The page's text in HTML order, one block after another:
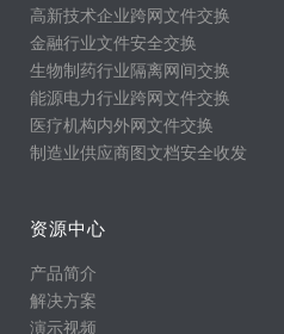
高新技术企业跨网文件交换
金融行业文件安全交换
生物制药行业隔离网间交换
能源电力行业跨网文件交换
医疗机构内外网文件交换
制造业供应商图文档安全收发
资源中心
产品简介
解决方案
演示视频